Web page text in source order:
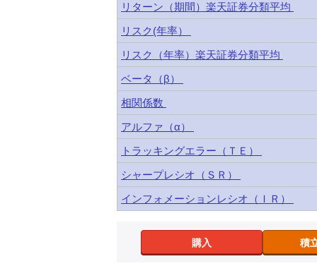
リターン（期間）楽天証券分類平均
リスク(年率）
リスク（年率）楽天証券分類平均
ベータ（β）
相関係数
アルファ（α）
トラッキングエラー（ＴＥ）
シャープレシオ（ＳＲ）
インフォメーションレシオ（ＩＲ）
購入 積